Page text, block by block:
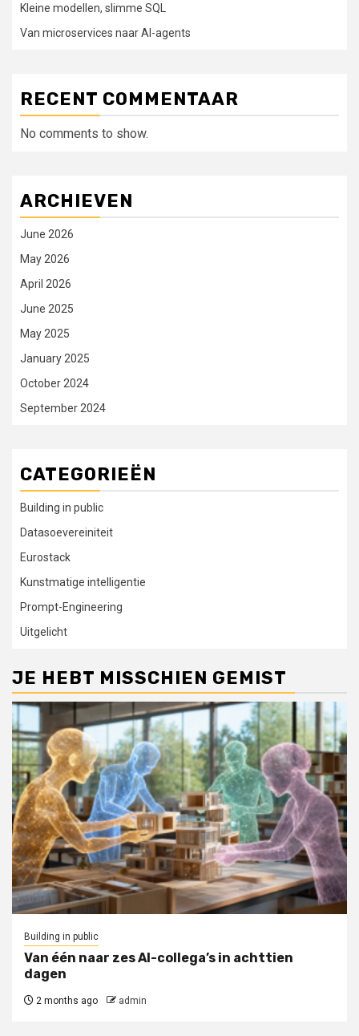
Kleine modellen, slimme SQL
Van microservices naar AI-agents
RECENT COMMENTAAR
No comments to show.
ARCHIEVEN
June 2026
May 2026
April 2026
June 2025
May 2025
January 2025
October 2024
September 2024
CATEGORIEËN
Building in public
Datasoevereiniteit
Eurostack
Kunstmatige intelligentie
Prompt-Engineering
Uitgelicht
JE HEBT MISSCHIEN GEMIST
Building in public
Van één naar zes AI-collega’s in achttien
dagen
2 months ago admin